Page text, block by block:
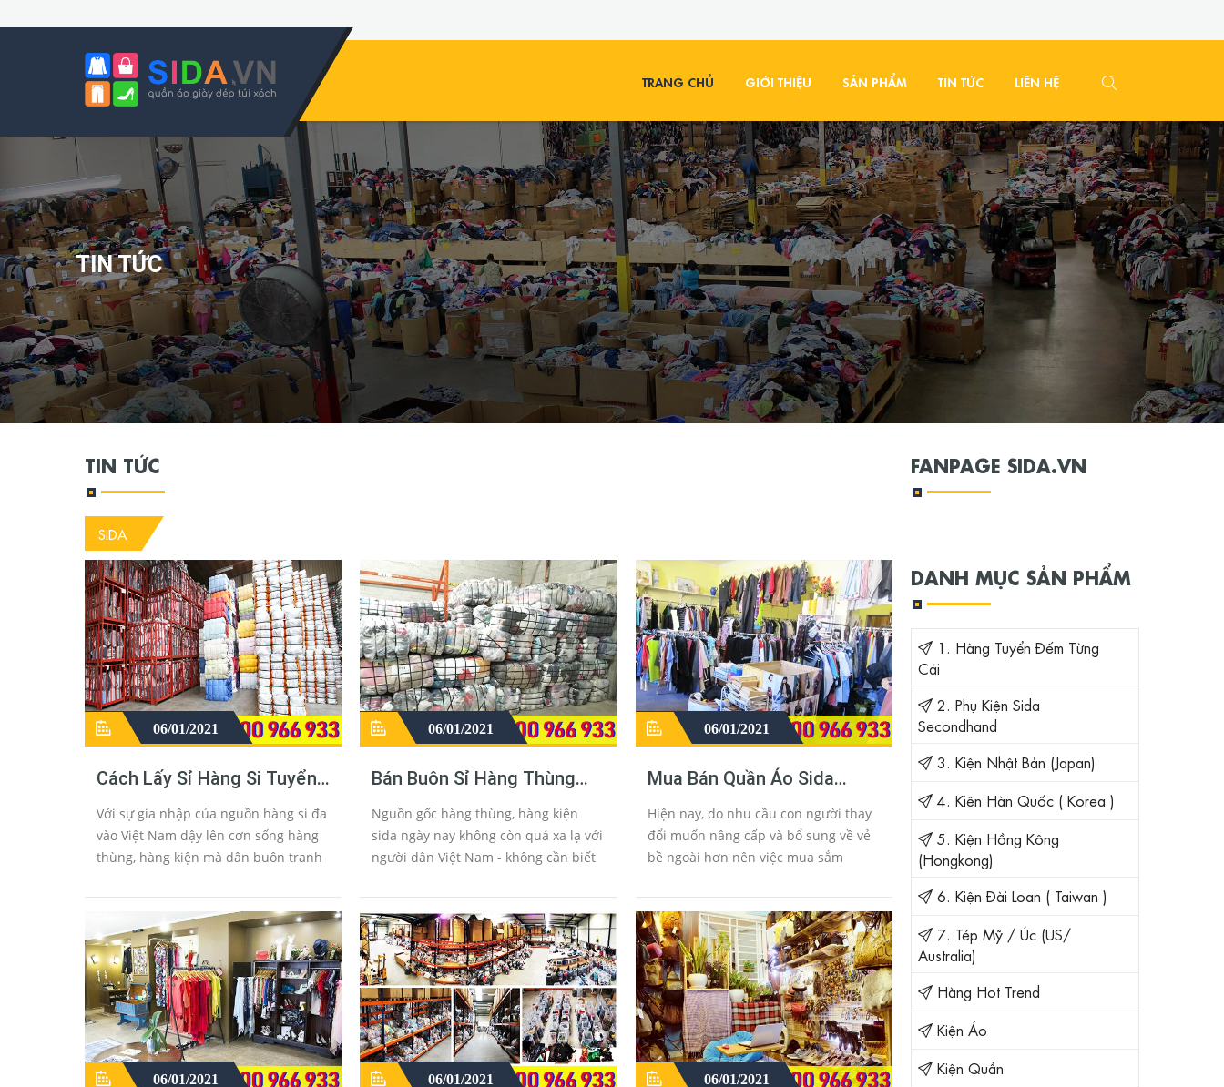
TRANG CHỦ GIỚI THIỆU SẢN PHẨM TIN TỨC LIÊN HỆ
TIN TỨC
TIN TỨC
SIDA
06/01/2021
Cách Lấy Sỉ Hàng Si Tuyển
Với sự gia nhập của nguồn hàng si đa
vào Việt Nam dậy lên cơn sống hàng
thùng, hàng kiện mà dân buôn tranh
đa giá sỉ rẻ nhưng chất lượng luôn...
06/01/2021
Bán Buôn Sỉ Hàng Thùng
Quần Áo
Nguồn gốc hàng thùng, hàng kiện
sida ngày nay không còn quá xa lạ với
người dân Việt Nam - không cần biết
quần áo hàng thùng nguyên ...
06/01/2021
Mua Bán Quần Áo Sida
Nội Đà Nẵng
Hiện nay, do nhu cầu con người thay
đổi muốn nâng cấp và bổ sung về vẻ
bề ngoài hơn nên việc mua sắm
ông cũng chăm chút cho bản thân
hơn với...
06/01/2021 06/01/2021 06/01/2021
FANPAGE SIDA.VN
DANH MỤC SẢN PHẨM
1. Hàng Tuyển Đếm Từng
Cái
2. Phụ Kiện Sida
Secondhand
3. Kiện Nhật Bản (Japan)
4. Kiện Hàn Quốc ( Korea )
5. Kiện Hồng Kông
(Hongkong)
6. Kiện Đài Loan ( Taiwan )
7. Tép Mỹ / Úc (US/
Australia)
Hàng Hot Trend
Kiện Áo
Kiện Quần